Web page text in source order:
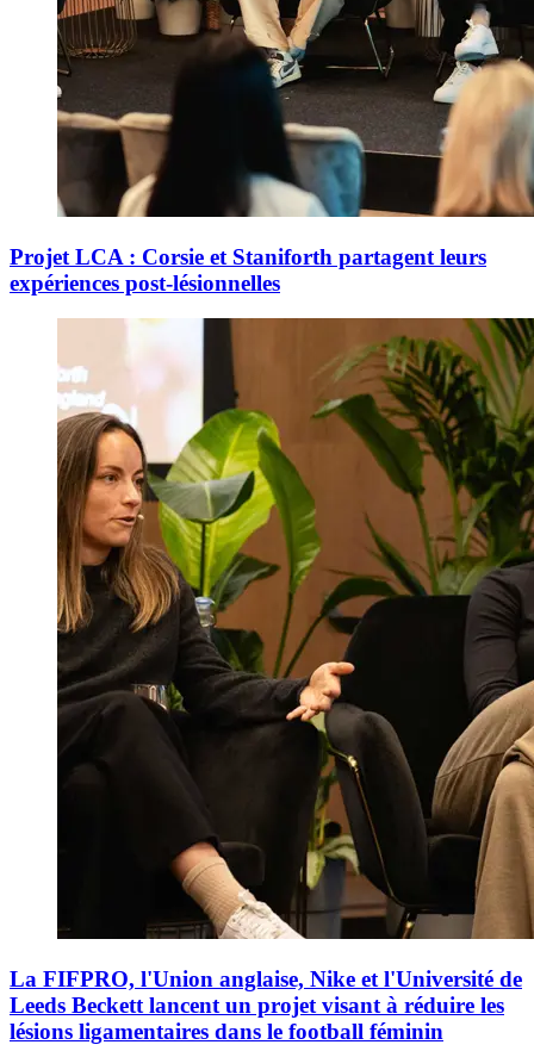
Projet LCA : Corsie et Staniforth partagent leurs
expériences post-lésionnelles
La FIFPRO, l'Union anglaise, Nike et l'Université de
Leeds Beckett lancent un projet visant à réduire les
lésions ligamentaires dans le football féminin